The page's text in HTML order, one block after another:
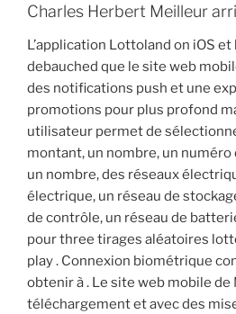
Charles Herbert Meilleur
L’application Lottoland on iOS
debauched que le site web
des notifications push et une
promotions pour plus profond
utilisateur permet de
montant, un nombre, un
un nombre, des réseaux
électrique, un réseau de
de contrôle, un réseau de
pour three tirages aléatoires
play . Connexion biométrique
obtenir à . Le site web mobile de
téléchargement et avec des